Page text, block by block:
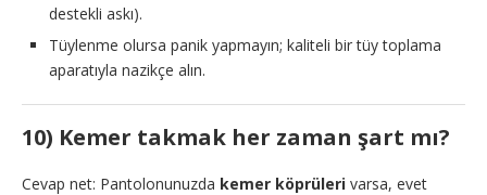
destekli askı).
Tüylenme olursa panik yapmayın; kaliteli bir tüy toplama
aparatıyla nazikçe alın.
10) Kemer takmak her zaman şart mı?
Cevap net: Pantolonunuzda kemer köprüleri varsa, evet